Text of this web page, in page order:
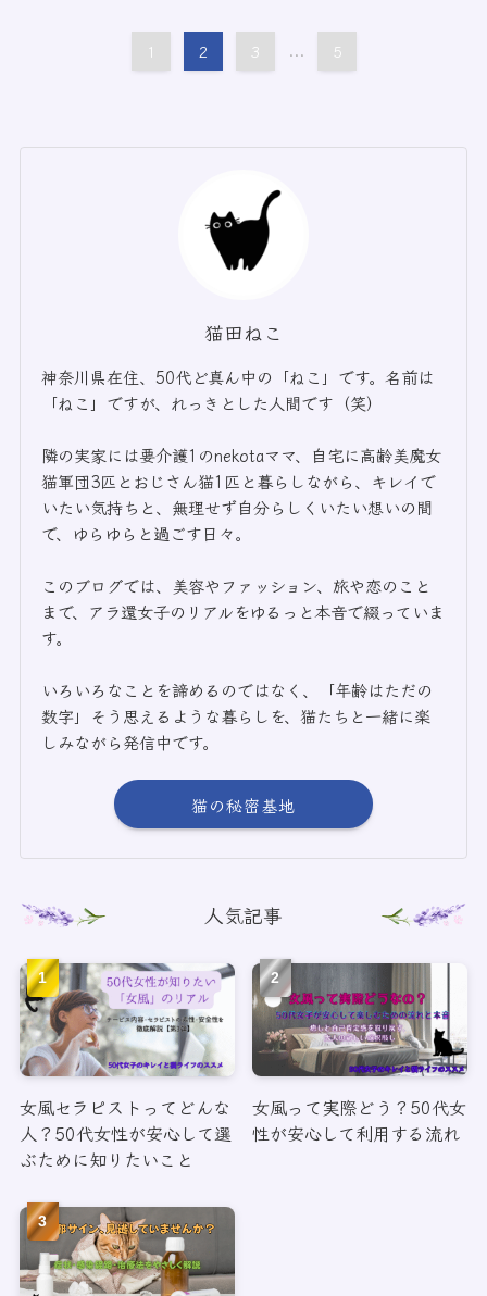
1 2 3 ... 5
猫田ねこ
神奈川県在住、50代ど真ん中の「ねこ」です。名前は
「ねこ」ですが、れっきとした人間です（笑）
隣の実家には要介護1のnekotaママ、自宅に高齢美魔女
猫軍団3匹とおじさん猫1匹と暮らしながら、キレイで
いたい気持ちと、無理せず自分らしくいたい想いの間
で、ゆらゆらと過ごす日々。
このブログでは、美容やファッション、旅や恋のこと
まで、アラ還女子のリアルをゆるっと本音で綴っていま
す。
いろいろなことを諦めるのではなく、「年齢はただの
数字」そう思えるような暮らしを、猫たちと一緒に楽
しみながら発信中です。
猫の秘密基地
人気記事
女風セラピストってどんな
人？50代女性が安心して選
ぶために知りたいこと
女風って実際どう？50代女
性が安心して利用する流れ